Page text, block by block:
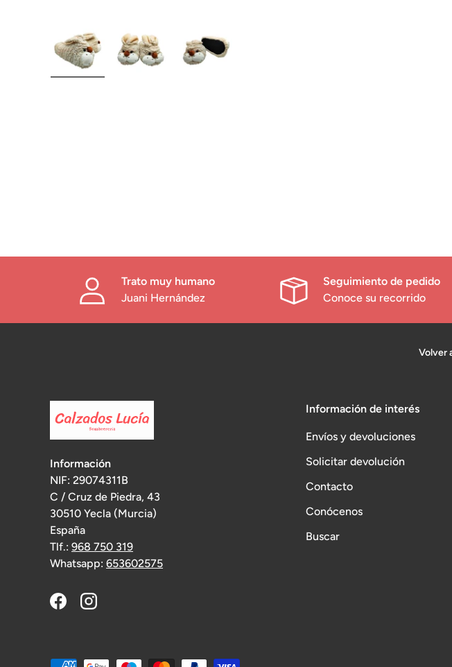
Cargar imagen 1 en la vista de galería
Trato muy humano
Juani Hernández
Seguimiento de pedido
Conoce su recorrido
Volver
Información
NIF: 29074311B
C / Cruz de Piedra, 43
30510 Yecla (Murcia)
España
Tlf.: 968 750 319
Whatsapp: 653602575
FacebookInstagram
Información de interés
Envíos y devoluciones
Solicitar devolución
Contacto
Conócenos
Buscar